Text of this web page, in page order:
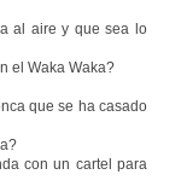
al aire y que sea lo
el Waka Waka?
que se ha casado
con un cartel para